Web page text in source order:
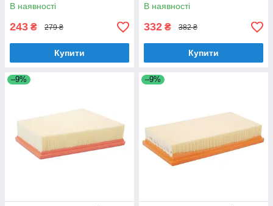
В наявності
243 ₴ 279 ₴
Купити
В наявності
332 ₴ 382 ₴
Купити
–9% –9%